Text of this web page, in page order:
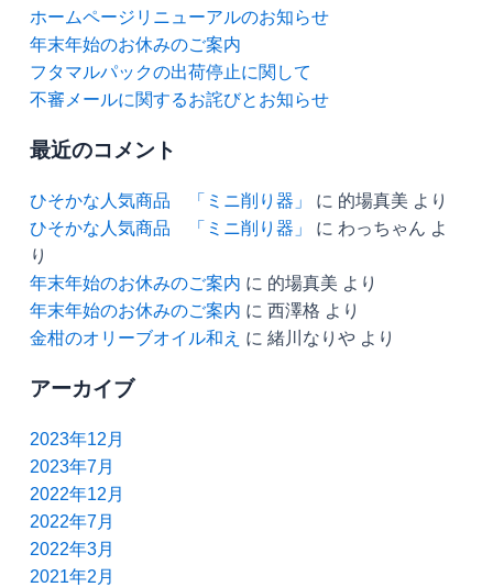
ホームページリニューアルのお知らせ
年末年始のお休みのご案内
フタマルパックの出荷停止に関して
不審メールに関するお詫びとお知らせ
最近のコメント
ひそかな人気商品 「ミニ削り器」 に 的場真美 より
ひそかな人気商品 「ミニ削り器」
に わっちゃん よ
り
年末年始のお休みのご案内 に 的場真美 より
年末年始のお休みのご案内 に 西澤格 より
金柑のオリーブオイル和え に 緒川なりや より
アーカイブ
2023年12月
2023年7月
2022年12月
2022年7月
2022年3月
2021年2月